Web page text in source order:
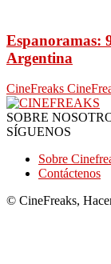
Espanoramas:
Argentina
CineFreaks
SOBRE
SÍGUENOS
Sobre
Contáctenos
© CineFreaks,